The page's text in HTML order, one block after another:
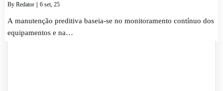
By Redator | 6 set, 25
A manutenção preditiva baseia-se no monitoramento contínuo dos
equipamentos e na…